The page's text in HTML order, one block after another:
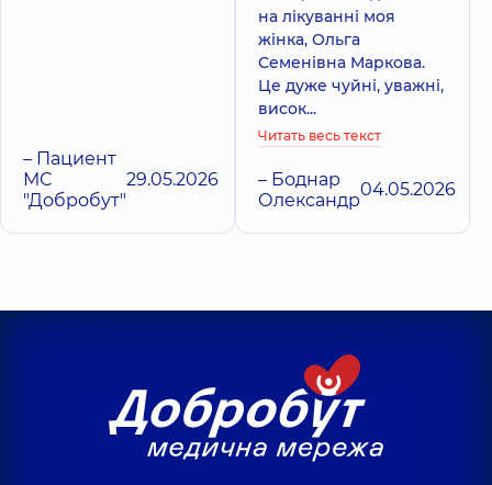
– Пациент
МС
"Добробут"
29.05.2026
на лікуванні моя
жінка, Ольга
Семенівна Маркова.
Це дуже чуйні, уважні,
висок...
Читать весь текст
– Боднар
Олександр04.05.2026